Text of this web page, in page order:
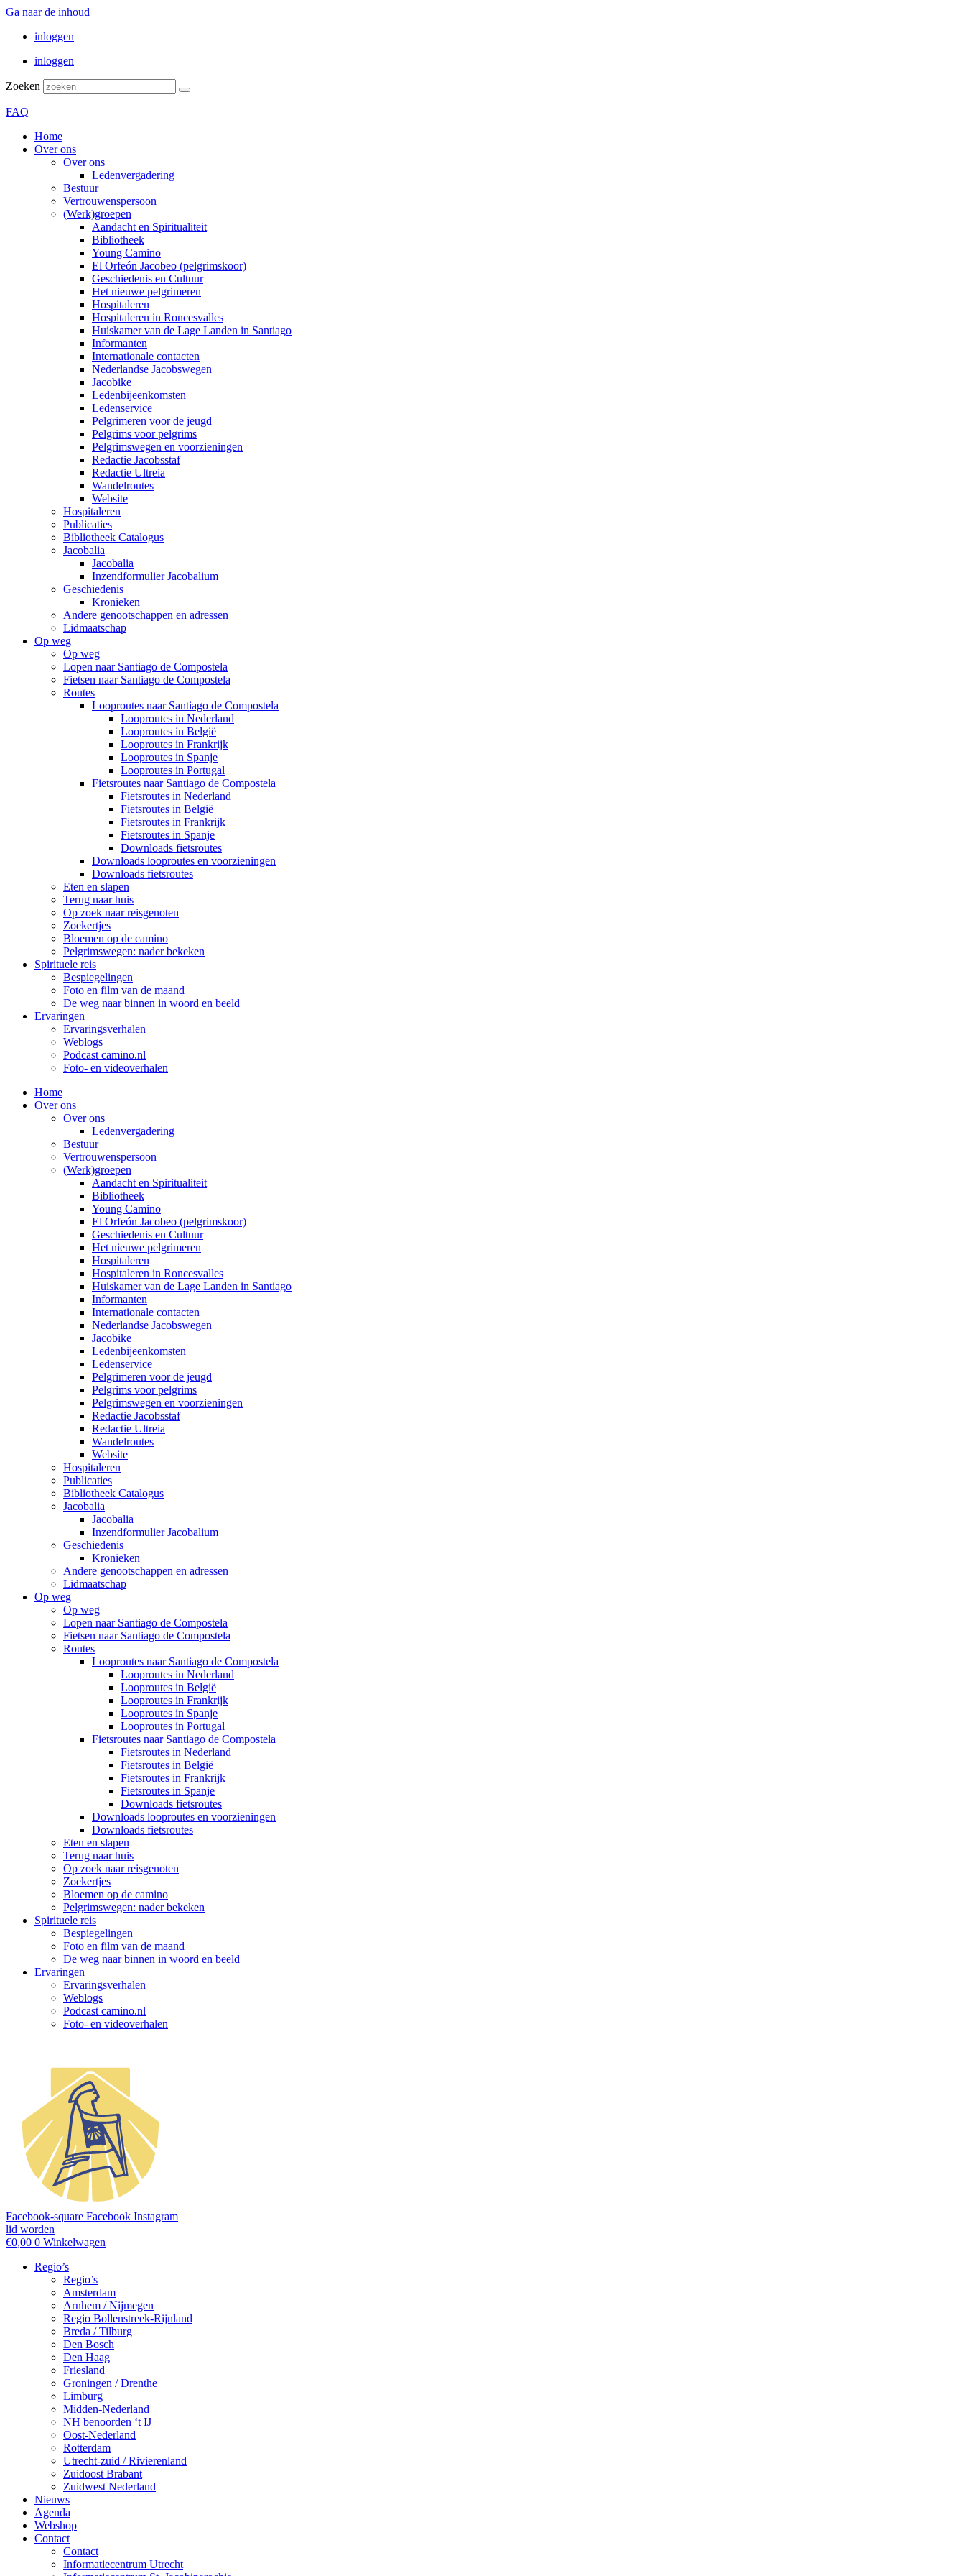
Ga naar de inhoud
inloggen
inloggen
Zoeken
FAQ
Home
Over ons
Over ons
Ledenvergadering
Bestuur
Vertrouwenspersoon
(Werk)groepen
Aandacht en Spiritualiteit
Bibliotheek
Young Camino
El Orfeón Jacobeo (pelgrimskoor)
Geschiedenis en Cultuur
Het nieuwe pelgrimeren
Hospitaleren
Hospitaleren in Roncesvalles
Huiskamer van de Lage Landen in Santiago
Informanten
Internationale contacten
Nederlandse Jacobswegen
Jacobike
Ledenbijeenkomsten
Ledenservice
Pelgrimeren voor de jeugd
Pelgrims voor pelgrims
Pelgrimswegen en voorzieningen
Redactie Jacobsstaf
Redactie Ultreia
Wandelroutes
Website
Hospitaleren
Publicaties
Bibliotheek Catalogus
Jacobalia
Jacobalia
Inzendformulier Jacobalium
Geschiedenis
Kronieken
Andere genootschappen en adressen
Lidmaatschap
Op weg
Op weg
Lopen naar Santiago de Compostela
Fietsen naar Santiago de Compostela
Routes
Looproutes naar Santiago de Compostela
Looproutes in Nederland
Looproutes in België
Looproutes in Frankrijk
Looproutes in Spanje
Looproutes in Portugal
Fietsroutes naar Santiago de Compostela
Fietsroutes in Nederland
Fietsroutes in België
Fietsroutes in Frankrijk
Fietsroutes in Spanje
Downloads fietsroutes
Downloads looproutes en voorzieningen
Downloads fietsroutes
Eten en slapen
Terug naar huis
Op zoek naar reisgenoten
Zoekertjes
Bloemen op de camino
Pelgrimswegen: nader bekeken
Spirituele reis
Bespiegelingen
Foto en film van de maand
De weg naar binnen in woord en beeld
Ervaringen
Ervaringsverhalen
Weblogs
Podcast camino.nl
Foto- en videoverhalen
Home
Over ons
Over ons
Ledenvergadering
Bestuur
Vertrouwenspersoon
(Werk)groepen
Aandacht en Spiritualiteit
Bibliotheek
Young Camino
El Orfeón Jacobeo (pelgrimskoor)
Geschiedenis en Cultuur
Het nieuwe pelgrimeren
Hospitaleren
Hospitaleren in Roncesvalles
Huiskamer van de Lage Landen in Santiago
Informanten
Internationale contacten
Nederlandse Jacobswegen
Jacobike
Ledenbijeenkomsten
Ledenservice
Pelgrimeren voor de jeugd
Pelgrims voor pelgrims
Pelgrimswegen en voorzieningen
Redactie Jacobsstaf
Redactie Ultreia
Wandelroutes
Website
Hospitaleren
Publicaties
Bibliotheek Catalogus
Jacobalia
Jacobalia
Inzendformulier Jacobalium
Geschiedenis
Kronieken
Andere genootschappen en adressen
Lidmaatschap
Op weg
Op weg
Lopen naar Santiago de Compostela
Fietsen naar Santiago de Compostela
Routes
Looproutes naar Santiago de Compostela
Looproutes in Nederland
Looproutes in België
Looproutes in Frankrijk
Looproutes in Spanje
Looproutes in Portugal
Fietsroutes naar Santiago de Compostela
Fietsroutes in Nederland
Fietsroutes in België
Fietsroutes in Frankrijk
Fietsroutes in Spanje
Downloads fietsroutes
Downloads looproutes en voorzieningen
Downloads fietsroutes
Eten en slapen
Terug naar huis
Op zoek naar reisgenoten
Zoekertjes
Bloemen op de camino
Pelgrimswegen: nader bekeken
Spirituele reis
Bespiegelingen
Foto en film van de maand
De weg naar binnen in woord en beeld
Ervaringen
Ervaringsverhalen
Weblogs
Podcast camino.nl
Foto- en videoverhalen
Facebook-square Facebook Instagram
lid worden
€0,00 0 Winkelwagen
Regio’s
Regio’s
Amsterdam
Arnhem / Nijmegen
Regio Bollenstreek-Rijnland
Breda / Tilburg
Den Bosch
Den Haag
Friesland
Groningen / Drenthe
Limburg
Midden-Nederland
NH benoorden ‘t IJ
Oost-Nederland
Rotterdam
Utrecht-zuid / Rivierenland
Zuidoost Brabant
Zuidwest Nederland
Nieuws
Agenda
Webshop
Contact
Contact
Informatiecentrum Utrecht